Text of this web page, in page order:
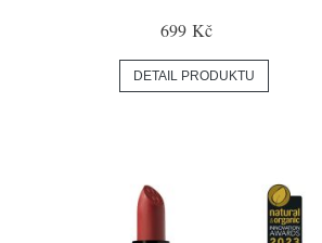
699 Kč
DETAIL PRODUKTU